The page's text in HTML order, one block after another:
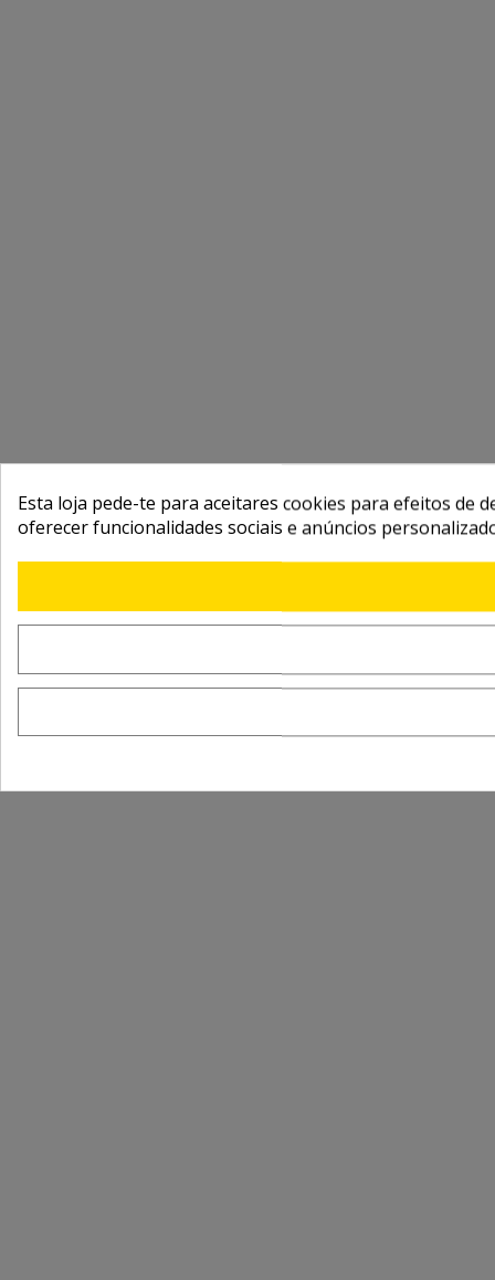
Esta loja pede-te para aceitares cookies para efeitos de
oferecer funcionalidades sociais e anúncios